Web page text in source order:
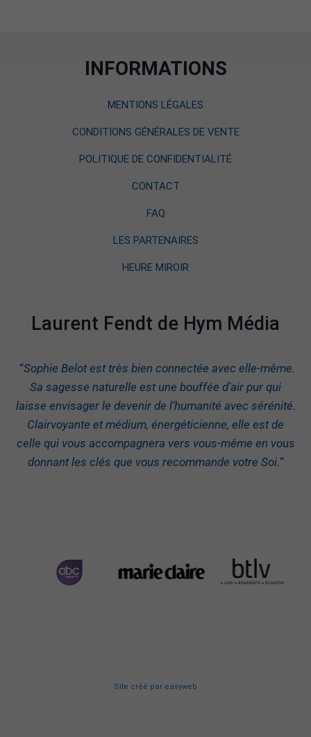
INFORMATIONS
MENTIONS LÉGALES
CONDITIONS GÉNÉRALES DE VENTE
POLITIQUE DE CONFIDENTIALITÉ
CONTACT
FAQ
LES PARTENAIRES
HEURE MIROIR
Laurent Fendt de Hym Média
“Sophie Belot est très bien connectée avec elle-même.
Sa sagesse naturelle est une bouffée d’air pur qui
laisse envisager le devenir de l’humanité avec sérénité.
Clairvoyante et médium, énergéticienne, elle est de
celle qui vous accompagnera vers vous-même en vous
donnant les clés que vous recommande votre Soi.“
Site créé par easyweb